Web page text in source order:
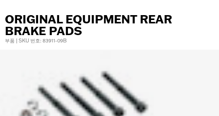
ORIGINAL EQUIPMENT REAR
BRAKE PADS
부품 | SKU 번호: 83911-09B